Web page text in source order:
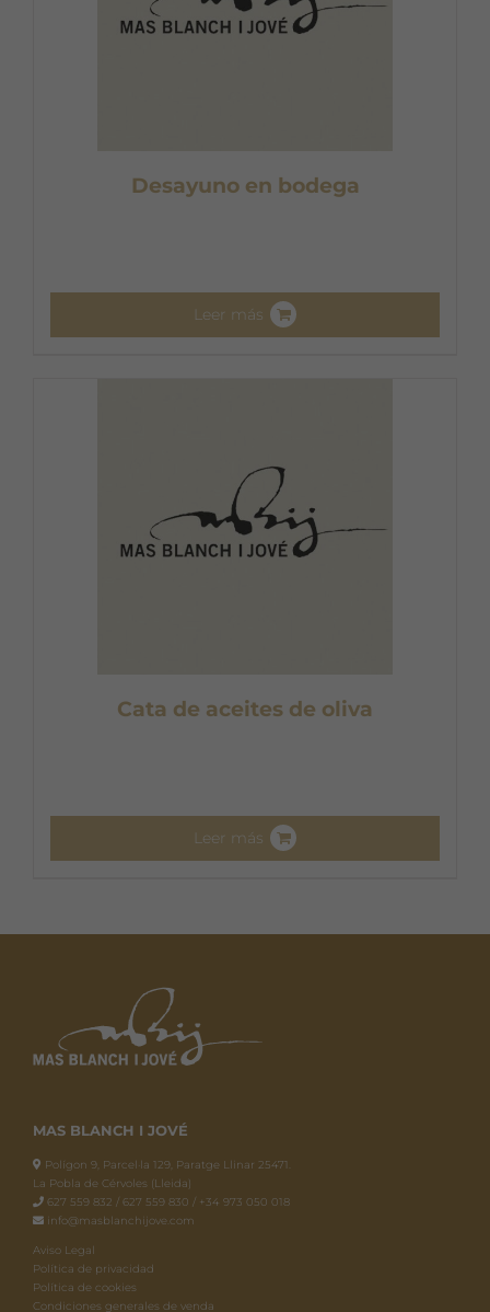
Desayuno en bodega
Leer más
Cata de aceites de oliva
Leer más
MAS BLANCH I JOVÉ
Polígon 9, Parcel·la 129, Paratge Llinar 25471.
La Pobla de Cérvoles (Lleida)
627 559 832 / 627 559 830 / +34 973 050 018
info@masblanchijove.com
Aviso Legal
Política de privacidad
Política de cookies
Condiciones generales de venda